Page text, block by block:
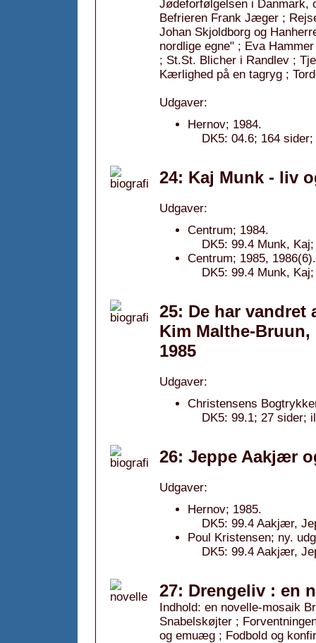
Jødeforfølgelsen i Danmark,
Befrieren Frank Jæger ;
Johan Skjoldborg og
nordlige egne" ; Eva
; St.St. Blicher i Randlev ;
Kærlighed på en tagryg ;
Udgaver:
Hernov; 1984.
DK5: 04.6; 164 sider;
24: Kaj Munk - liv
Udgaver:
Centrum; 1984.
DK5: 99.4 Munk,
Centrum; 1985, 1986(6).
DK5: 99.4 Munk,
25: De har vandret
Kim Malthe-
1985
Udgaver:
Christensens
DK5: 99.1; 27 sider;
26: Jeppe Aakjær
Udgaver:
Hernov; 1985.
DK5: 99.4 Aakjær,
Poul Kristensen; ny.
DK5: 99.4 Aakjær,
27: Drengeliv : en
Indhold: en novelle-mosaik
Snabelskøjter ;
og emuæg ; Fodbold og